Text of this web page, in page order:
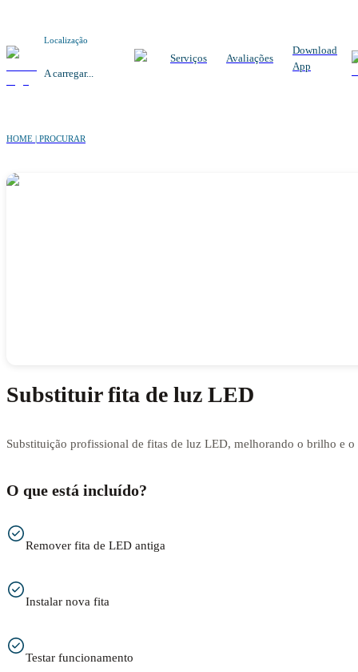
Localização
A carregar...
Serviços Avaliações
Download
App
HOME | PROCURAR
Substituir fita de luz LED
Substituição profissional de fitas de luz LED, melhorando o brilho e o
O que está incluído?
Remover fita de LED antiga
Instalar nova fita
Testar funcionamento